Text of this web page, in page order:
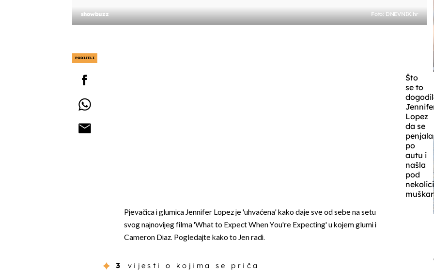
showbuzz Foto: DNEVNIK.hr
PODIJELI
Što
se to
Lopez
da se
penjala
po
autu i
našla
pod
Pjevačica i glumica Jennifer Lopez je 'uhvaćena' kako daje sve od sebe na setu
svog najnovijeg filma 'What to Expect When You're Expecting' u kojem glumi i
Cameron Diaz. Pogledajte kako to Jen radi.
3 vijesti o kojima se priča